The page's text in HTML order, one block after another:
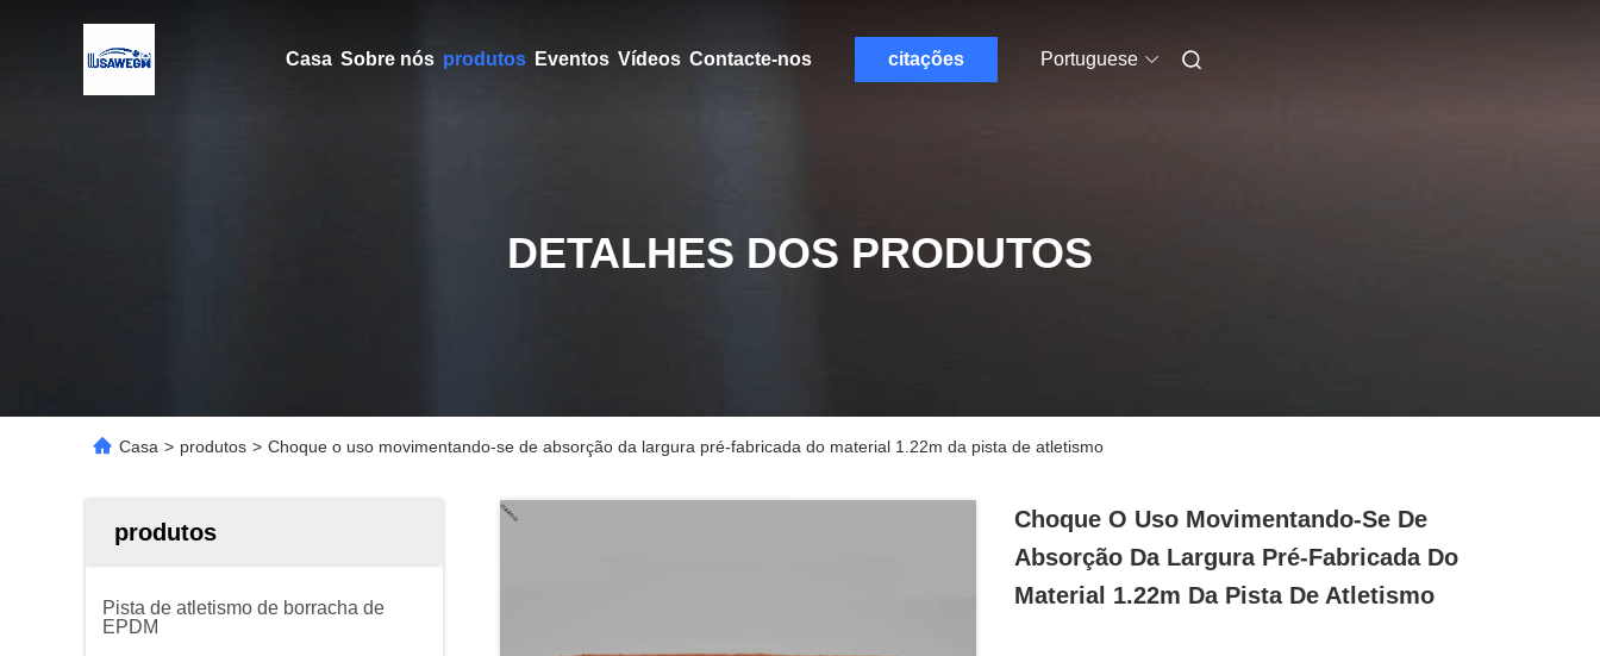
Casa Sobre nós produtos Eventos Vídeos Contacte-nos citações Portuguese
DETALHES DOS PRODUTOS
Casa > produtos > Choque o uso movimentando-se de absorção da largura pré-fabricada do material 1.22m da pista de atletismo
produtos
Pista de atletismo de borracha de
EPDM
Choque O Uso Movimentando-Se De
Absorção Da Largura Pré-Fabricada Do
Material 1.22m Da Pista De Atletismo